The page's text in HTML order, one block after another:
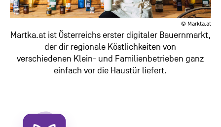
© Markta.at
Martka.at ist Österreichs erster digitaler Bauernmarkt,
der dir regionale Köstlichkeiten von
verschiedenen Klein- und Familienbetrieben ganz
einfach vor die Haustür liefert.